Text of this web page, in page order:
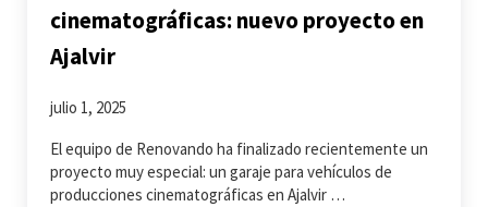
cinematográficas: nuevo proyecto en
Ajalvir
julio 1, 2025
El equipo de Renovando ha finalizado recientemente un
proyecto muy especial: un garaje para vehículos de
producciones cinematográficas en Ajalvir …